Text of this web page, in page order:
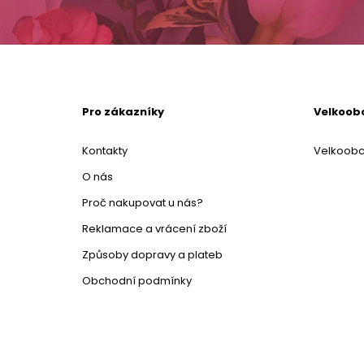
Pro zákazníky
Kontakty
O nás
Proč nakupovat u nás?
Reklamace a vrácení zboží
Způsoby dopravy a plateb
Obchodní podmínky